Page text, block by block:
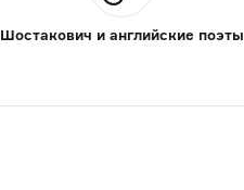
Шостакович и английские поэты